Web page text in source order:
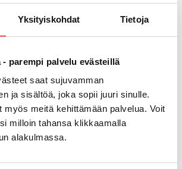
Yksityiskohdat Tietoja
- parempi palvelu evästeillä
saat sujuvamman
ja sisältöä, joka sopii juuri sinulle.
myös meitä kehittämään palvelua. Voit
milloin tahansa klikkaamalla
alakulmassa.
liitteiden tulee olla samassa
kanssa.
liitetiedostona. Kaikilla tiedostoilla
maksimikoko on 5Mb.
olla aitoja PDF-dokumentteja (PDF-
saa olla lukittuja tai salasanalla suojattuja.
voi olla maksimissaan 210 x 297 mm.
erikoismerkkejä